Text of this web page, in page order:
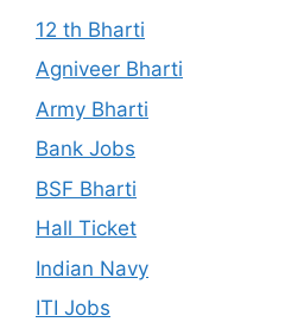
12 th Bharti
Agniveer Bharti
Army Bharti
Bank Jobs
BSF Bharti
Hall Ticket
Indian Navy
ITI Jobs